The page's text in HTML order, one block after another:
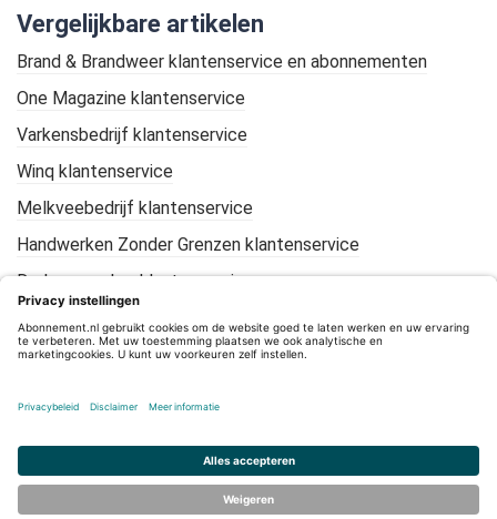
Vergelijkbare artikelen
Brand & Brandweer klantenservice en abonnementen
One Magazine klantenservice
Varkensbedrijf klantenservice
Winq klantenservice
Melkveebedrijf klantenservice
Handwerken Zonder Grenzen klantenservice
De Loonwerker klantenservice
KIJK Geschiedenis klantenservice
Mountain Bike Plus klantenservice